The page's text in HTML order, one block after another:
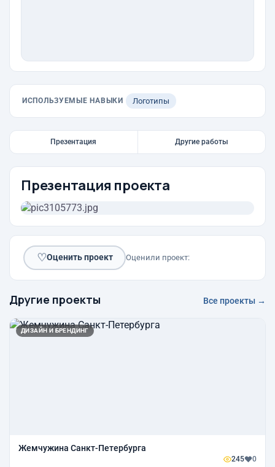
ИСПОЛЬЗУЕМЫЕ НАВЫКИ Логотипы
Презентация Другие работы
Презентация проекта
♡Оценить проект Оценили проект:
Другие проекты Все проекты →
ДИЗАЙН И БРЕНДИНГ
Жемчужина Санкт-Петербурга
245 0